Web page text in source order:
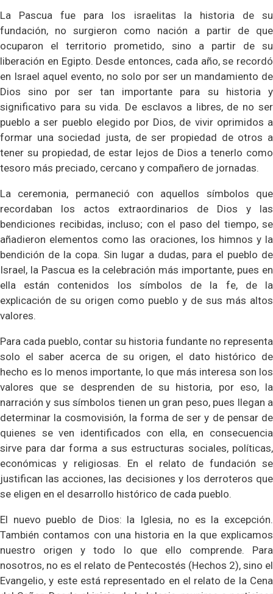
La Pascua fue para los israelitas la historia de su
fundación, no surgieron como nación a partir de que
ocuparon el territorio prometido, sino a partir de su
liberación en Egipto. Desde entonces, cada año, se recordó
en Israel aquel evento, no solo por ser un mandamiento de
Dios sino por ser tan importante para su historia y
significativo para su vida. De esclavos a libres, de no ser
pueblo a ser pueblo elegido por Dios, de vivir oprimidos a
formar una sociedad justa, de ser propiedad de otros a
tener su propiedad, de estar lejos de Dios a tenerlo como
tesoro más preciado, cercano y compañero de jornadas.
La ceremonia, permaneció con aquellos símbolos que
recordaban los actos extraordinarios de Dios y las
bendiciones recibidas, incluso; con el paso del tiempo, se
añadieron elementos como las oraciones, los himnos y la
bendición de la copa. Sin lugar a dudas, para el pueblo de
Israel, la Pascua es la celebración más importante, pues en
ella están contenidos los símbolos de la fe, de la
explicación de su origen como pueblo y de sus más altos
valores.
Para cada pueblo, contar su historia fundante no representa
solo el saber acerca de su origen, el dato histórico de
hecho es lo menos importante, lo que más interesa son los
valores que se desprenden de su historia, por eso, la
narración y sus símbolos tienen un gran peso, pues llegan a
determinar la cosmovisión, la forma de ser y de pensar de
quienes se ven identificados con ella, en consecuencia
sirve para dar forma a sus estructuras sociales, políticas,
económicas y religiosas. En el relato de fundación se
justifican las acciones, las decisiones y los derroteros que
se eligen en el desarrollo histórico de cada pueblo.
El nuevo pueblo de Dios: la Iglesia, no es la excepción.
También contamos con una historia en la que explicamos
nuestro origen y todo lo que ello comprende. Para
nosotros, no es el relato de Pentecostés (Hechos 2), sino el
Evangelio, y este está representado en el relato de la Cena